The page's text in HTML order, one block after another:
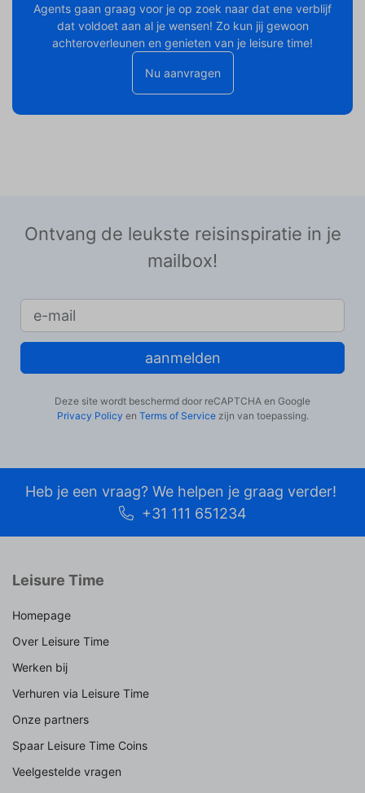
Agents gaan graag voor je op zoek naar dat ene verblijf
dat voldoet aan al je wensen! Zo kun jij gewoon
achteroverleunen en genieten van je leisure time!
Nu aanvragen
Ontvang de leukste reisinspiratie in je
mailbox!
aanmelden
Deze site wordt beschermd door reCAPTCHA en Google
Privacy Policy en Terms of Servicezijn van toepassing.
Heb je een vraag? We helpen je graag verder!
+31 111 651234
Leisure Time
Homepage
Over Leisure Time
Werken bij
Verhuren via Leisure Time
Onze partners
Spaar Leisure Time Coins
Veelgestelde vragen